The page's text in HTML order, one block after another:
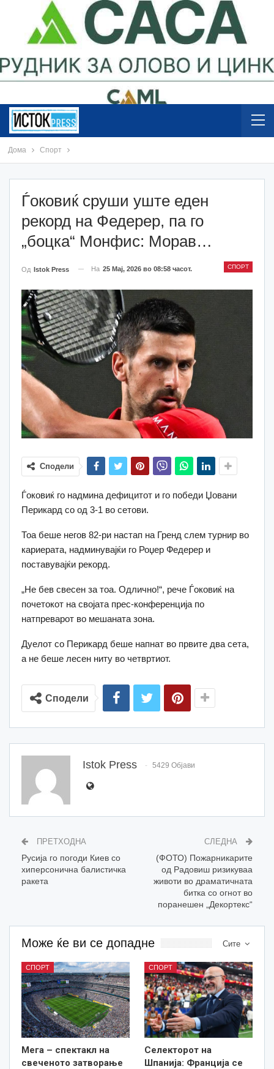
Дома Спорт
Ѓоковиќ сруши уште еден
рекорд на Федерер, па го
„боцка“ Монфис: Морав…
СПОРТ
Од Istok Press На 25 Мај, 2026 во 08:58 часот.
Сподели
Ѓоковиќ го надмина дефицитот и го победи Џовани
Перикард со од 3-1 во сетови.
Тоа беше негов 82-ри настап на Гренд слем турнир во
кариерата, надминувајќи го Роџер Федерер и
поставувајќи рекорд.
„Не бев свесен за тоа. Одлично!“, рече Ѓоковиќ на
почетокот на својата прес-конференција по
натпреварот во мешаната зона.
Дуелот со Перикард беше напнат во првите два сета,
а не беше лесен ниту во четвртиот.
Сподели
Istok Press 5429 Објави
ПРЕТХОДНА
Русија го погоди Киев со
хиперсонична балистичка
ракета
СЛЕДНА
(ФОТО) Пожарникарите
од Радовиш ризикуваа
животи во драматичната
битка со огнот во
поранешен „Декортекс“
Сите
Може ќе ви се допадне
СПОРТ
Мега – спектакл на
свеченото затворање
СПОРТ
Селекторот на
Шпанија: Франција се